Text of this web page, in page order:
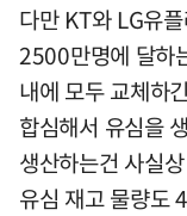
다만 KT와 LG유
2500만명에 달하
내에 모두 교체하
합심해서 유심을
생산하는건 사실
유심 재고 물량도